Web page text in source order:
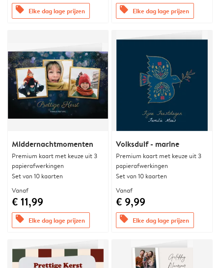
offers Elke dag lage prijzen offers Elke dag lage prijzen
Middernachtmomenten
Premium kaart met keuze uit 3
papierafwerkingen
Set van 10 kaarten
Vanaf
€ 11,99
offers Elke dag lage prijzen
Volksduif - marine
Premium kaart met keuze uit 3
papierafwerkingen
Set van 10 kaarten
Vanaf
€ 9,99
offers Elke dag lage prijzen